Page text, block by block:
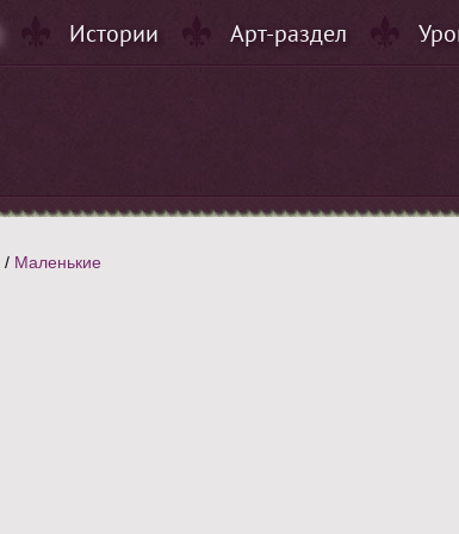
Истории Арт-раздел
/ Маленькие